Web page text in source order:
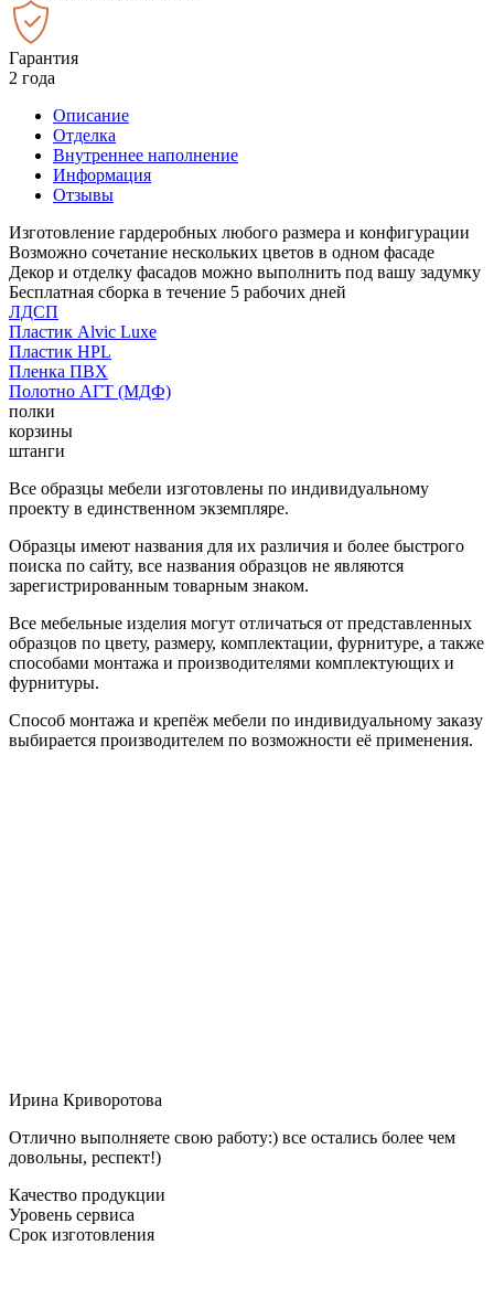
Гарантия
2 года
Описание
Отделка
Внутреннее наполнение
Информация
Отзывы
Изготовление гардеробных любого размера и конфигурации
Возможно сочетание нескольких цветов в одном фасаде
Декор и отделку фасадов можно выполнить под вашу задумку
Бесплатная сборка в течение 5 рабочих дней
ЛДСП
Пластик Alvic Luxe
Пластик HPL
Пленка ПВХ
Полотно АГТ (МДФ)
полки
корзины
штанги
Все образцы мебели изготовлены по индивидуальному
проекту в единственном экземпляре.
Образцы имеют названия для их различия и более быстрого
поиска по сайту, все названия образцов не являются
зарегистрированным товарным знаком.
Все мебельные изделия могут отличаться от представленных
образцов по цвету, размеру, комплектации, фурнитуре, а также
способами монтажа и производителями комплектующих и
фурнитуры.
Способ монтажа и крепёж мебели по индивидуальному заказу
выбирается производителем по возможности её применения.
Ирина Криворотова
Отлично выполняете свою работу:) все остались более чем
довольны, респект!)
Качество продукции
Уровень сервиса
Срок изготовления